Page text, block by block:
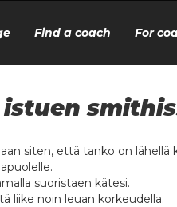
Find a coach For
siten, että tanko on
suoristaen kätesi.
liike noin leuan korkeudella.